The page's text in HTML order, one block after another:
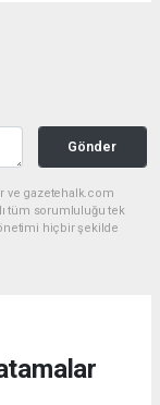
Gönder
ve gazetehalk.com
tüm sorumluluğu tek
hiçbir şekilde